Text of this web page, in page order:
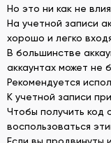
Но это ни как не
На учетной записи
хорошо и легко
В большинстве
аккаунтах может не
Рекомендуется
К учетной записи
Чтобы получить
воспользоваться
Если вы продвинуты